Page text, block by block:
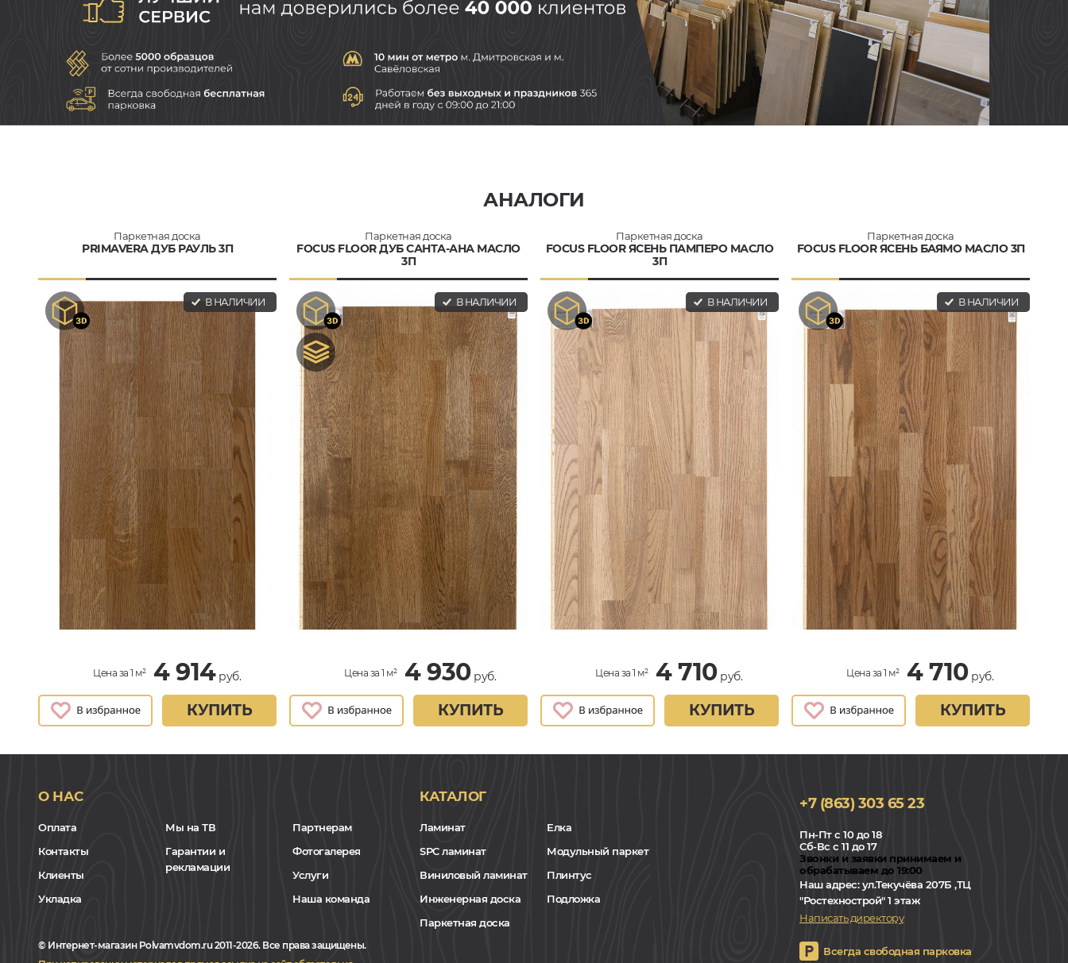
АНАЛОГИ
Паркетная доска
PRIMAVERA ДУБ РАУЛЬ 3П
В НАЛИЧИИ
Цена за 1 м² 4 914руб.
КУПИТЬ
Паркетная доска
FOCUS FLOOR ДУБ САНТА-АНА МАСЛО
3П
В НАЛИЧИИ
Цена за 1 м² 4 930руб.
КУПИТЬ
Паркетная доска
FOCUS FLOOR ЯСЕНЬ ПАМПЕРО МАСЛО
3П
В НАЛИЧИИ
Цена за 1 м² 4 710руб.
КУПИТЬ
Паркетная доска
FOCUS FLOOR ЯСЕНЬ БАЯМО МАСЛО 3П
В НАЛИЧИИ
Цена за 1 м² 4 710руб.
КУПИТЬ
О НАС
Оплата
Контакты
Клиенты
Укладка
Мы на ТВ
Гарантии и
рекламации
Партнерам
Фотогалерея
Услуги
Наша команда
КАТАЛОГ
Ламинат
SPC ламинат
Виниловый ламинат
Инженерная доска
Паркетная доска
Елка
Модульный паркет
Плинтус
Подложка
+7 (863) 303 65 23
Пн-Пт с 10 до 18
Сб-Вс с 11 до 17
Звонки и заявки принимаем и
обрабатываем до 19:00
Наш адрес:ул.Текучёва 207Б ,ТЦ
"Ростехнострой" 1 этаж
Написать директору
Всегда свободная парковка
© Интернет-магазин Polvamvdom.ru 2011-2026. Все права защищены.